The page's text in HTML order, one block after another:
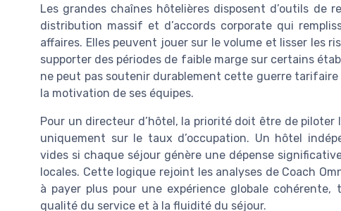
Les grandes chaînes hôtelières disposent d’outils de
distribution massif et d’accords corporate qui
affaires. Elles peuvent jouer sur le volume et lisser les
supporter des périodes de faible marge sur certains
ne peut pas soutenir durablement cette guerre
la motivation de ses équipes.
Pour un directeur d’hôtel, la priorité doit être de
uniquement sur le taux d’occupation. Un hôtel
vides si chaque séjour génère une dépense
locales. Cette logique rejoint les analyses de Coach
à payer plus pour une expérience globale
qualité du service et à la fluidité du séjour.